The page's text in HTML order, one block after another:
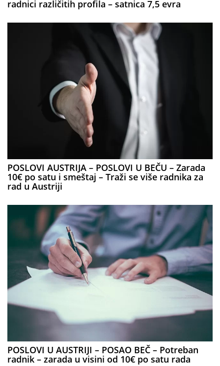
radnici različitih profila – satnica 7,5 evra
POSLOVI AUSTRIJA – POSLOVI U BEČU – Zarada
10€ po satu i smeštaj – Traži se više radnika za
rad u Austriji
POSLOVI U AUSTRIJI – POSAO BEČ – Potreban
radnik – zarada u visini od 10€ po satu rada